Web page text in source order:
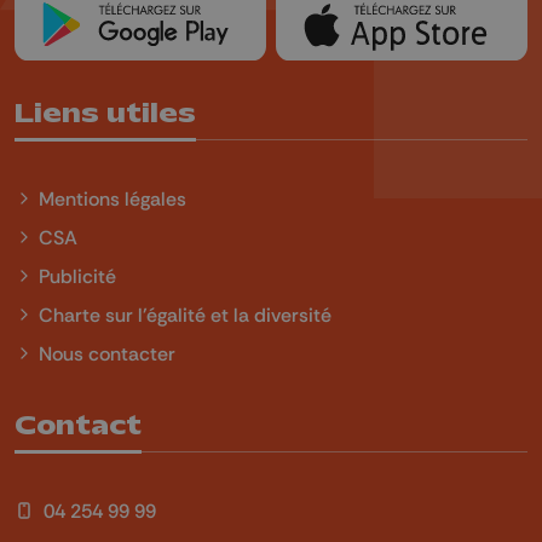
Liens utiles
Mentions légales
CSA
Publicité
Charte sur l'égalité et la diversité
Nous contacter
Contact
04 254 99 99